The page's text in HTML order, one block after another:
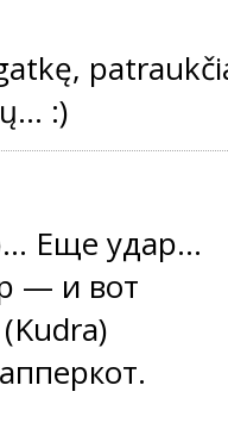
:)
Еще удар...
— и вот